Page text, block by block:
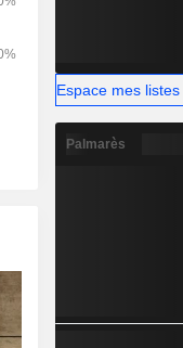
Espace mes listes
Palmarès